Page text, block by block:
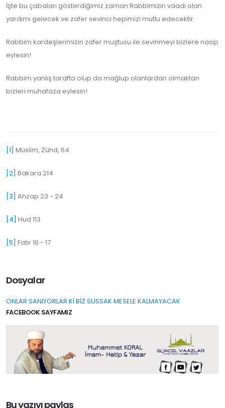
İşte bu çabaları gösterdiğimiz zaman Rabbimizin vaadi olan
yardımı gelecek ve zafer sevinci hepimizi mutlu edecektir.
Rabbim kardeşlerimizin zafer muştusu ile sevinmeyi bizlere nasip
eylesin!
Rabbim yanlış tarafta olup da mağlup olanlardan olmaktan
bizleri muhafaza eylesin!
[1] Müslim, Zühd, 64
[2] Bakara 214
[3] Ahzap 23 - 24
[4] Hud 113
[5] Fatır 16 - 17
Dosyalar
ONLAR SANIYORLAR Kİ BİZ SUSSAK MESELE KALMAYACAK
FACEBOOK SAYFAMIZ
Bu yazıyı paylaş